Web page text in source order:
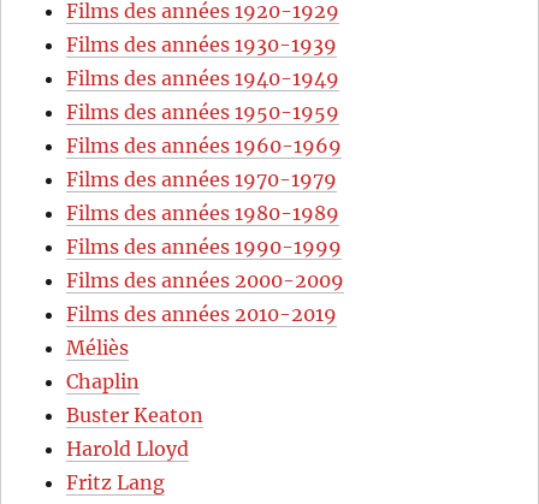
Films des années 1920-1929
Films des années 1930-1939
Films des années 1940-1949
Films des années 1950-1959
Films des années 1960-1969
Films des années 1970-1979
Films des années 1980-1989
Films des années 1990-1999
Films des années 2000-2009
Films des années 2010-2019
Méliès
Chaplin
Buster Keaton
Harold Lloyd
Fritz Lang